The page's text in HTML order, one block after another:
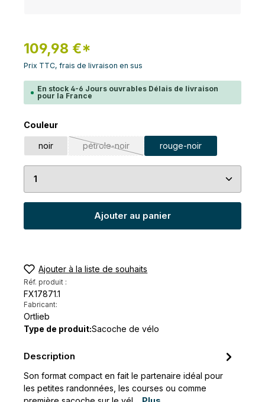
109,98 €*
Prix TTC, frais de livraison en sus
En stock 4-6 Jours ouvrables Délais de livraison
pour la France
Sélectionnez
Couleur
noir pétrole-noir
(Cette option n'est pas disponible pour le
rouge-noir
Quantité de produit : Entrez la quantité
Ajouter au panier
Ajouter à la liste de souhaits
Réf. produit :
FX17871.1
Fabricant:
Ortlieb
Type de produit:Sacoche de vélo
Description
Son format compact en fait le partenaire idéal pour
les petites randonnées, les courses ou comme